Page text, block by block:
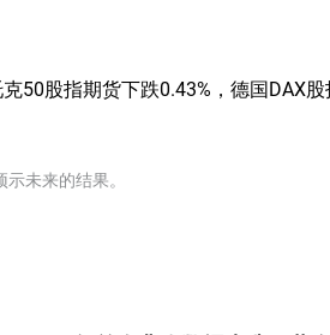
50股指期货下跌0.43%，德国DAX
未来的结果。